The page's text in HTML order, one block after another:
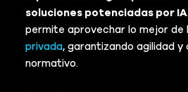
soluciones potenciadas por IA
permite aprovechar lo mejor de
privada, garantizando agilidad y
normativo.